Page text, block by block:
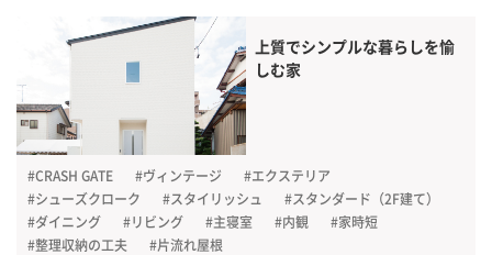
上質でシンプルな暮らしを愉
しむ家
#CRASH GATE #ヴィンテージ
#エクステリア
#シューズクローク
#スタイリッシュ
#スタンダード（2F建て）
#ダイニング
#リビング #主寝室 #内観
#家時短
#整理収納の工夫
#片流れ屋根